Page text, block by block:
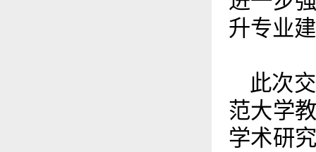
升专业
此次
范大学
学术研